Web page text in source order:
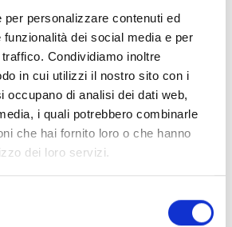
personalizzare contenuti ed
dei social media e per
Condividiamo inoltre
in cui utilizzi il nostro sito con i
occupano di analisi dei dati web,
i quali potrebbero combinarle
che hai fornito loro o che hanno
dei loro servizi.